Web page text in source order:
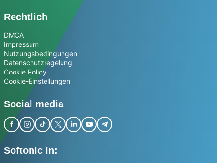
Rechtlich
DMCA
Impressum
Nutzungsbedingungen
Datenschutzregelung
Cookie Policy
Cookie-Einstellungen
Social media
Softonic in: